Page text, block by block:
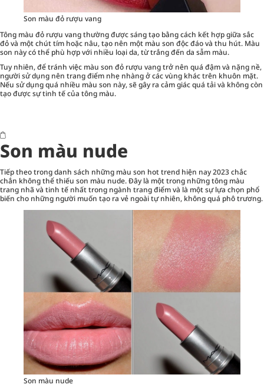
Son màu đỏ rượu vang
Tông màu đỏ rượu vang thường được sáng tạo bằng cách kết hợp giữa sắc
đỏ và một chút tím hoặc nâu, tạo nên một màu son độc đáo và thu hút. Màu
son này có thể phù hợp với nhiều loại da, từ trắng đến da sẫm màu.
Tuy nhiên, để tránh việc màu son đỏ rượu vang trở nên quá đậm và nặng nề,
người sử dụng nên trang điểm nhẹ nhàng ở các vùng khác trên khuôn mặt.
Nếu sử dụng quá nhiều màu son này, sẽ gây ra cảm giác quá tải và không còn
tạo được sự tinh tế của tông màu.
Son màu nude
Tiếp theo trong danh sách những màu son hot trend hiện nay 2023 chắc
chắn không thể thiếu son màu nude. Đây là một trong những tông màu
trang nhã và tinh tế nhất trong ngành trang điểm và là một sự lựa chọn phổ
biến cho những người muốn tạo ra vẻ ngoài tự nhiên, không quá phô trương.
Son màu nude